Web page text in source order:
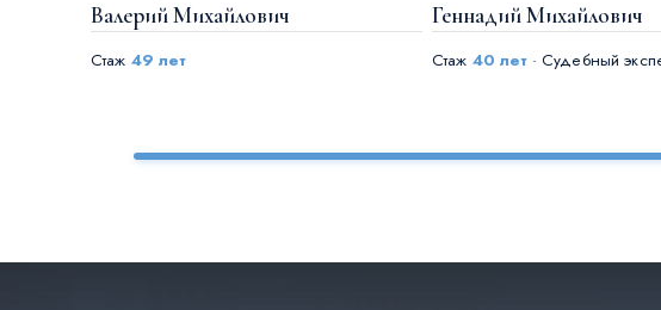
Валерий Михайлович
Стаж 49 лет
Геннадий Михайлович
Стаж 40 лет· Судебный